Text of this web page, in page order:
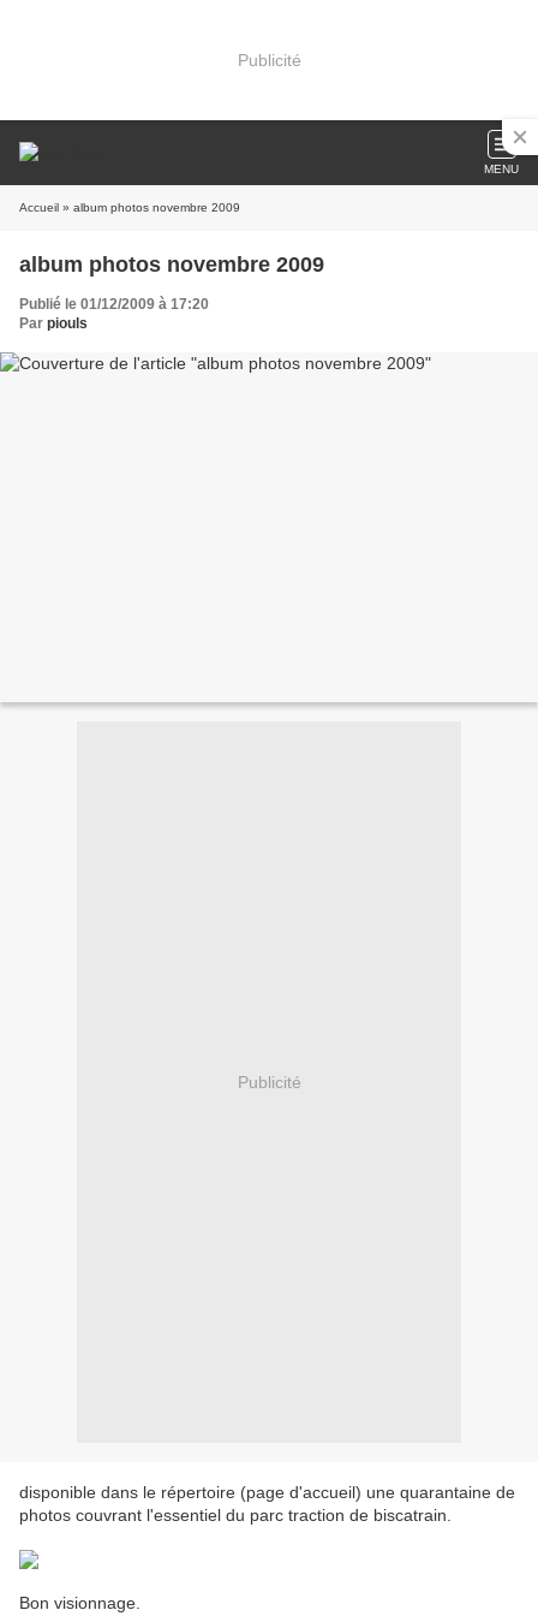
Publicité
MENU
Accueil » album photos novembre 2009
album photos novembre 2009
Publié le 01/12/2009 à 17:20
Par piouls
Publicité
disponible dans le répertoire (page d'accueil) une quarantaine de
photos couvrant l'essentiel du parc traction de biscatrain.
Bon visionnage.